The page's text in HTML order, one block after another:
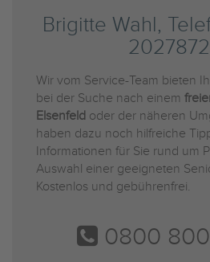
Brigitte Wahl,
Wir vom Service-Team bieten
bei der Suche nach einem
Elsenfeld oder der näheren
haben dazu noch hilfreiche
Informationen für Sie rund um
Auswahl einer geeigneten
Kostenlos und gebührenfrei.
0800